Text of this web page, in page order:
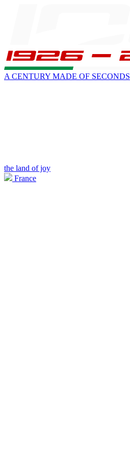
A CENTURY MADE OF SECONDS
the land of joy
France